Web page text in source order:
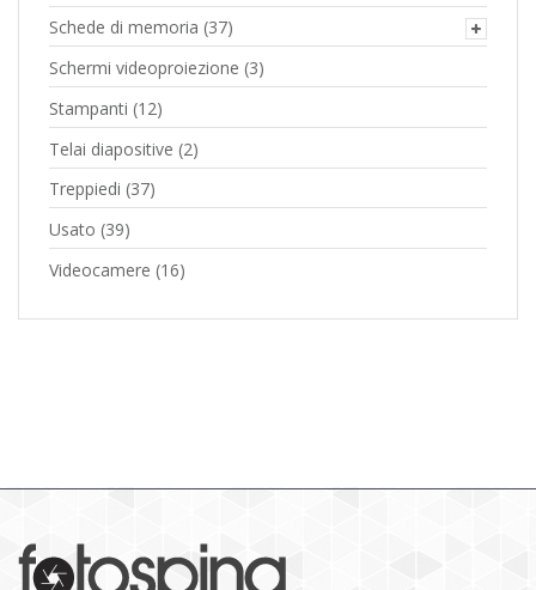
Schede di memoria (37)
Schermi videoproiezione (3)
Stampanti (12)
Telai diapositive (2)
Treppiedi (37)
Usato (39)
Videocamere (16)